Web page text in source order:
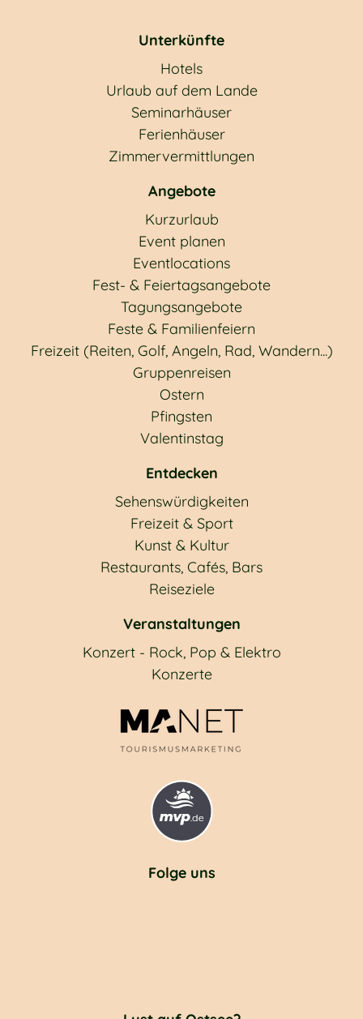
Unterkünfte
Hotels
Urlaub auf dem Lande
Seminarhäuser
Ferienhäuser
Zimmervermittlungen
Angebote
Kurzurlaub
Event planen
Eventlocations
Fest- & Feiertagsangebote
Tagungsangebote
Feste & Familienfeiern
Freizeit (Reiten, Golf, Angeln, Rad, Wandern...)
Gruppenreisen
Ostern
Pfingsten
Valentinstag
Entdecken
Sehenswürdigkeiten
Freizeit & Sport
Kunst & Kultur
Restaurants, Cafés, Bars
Reiseziele
Veranstaltungen
Konzert - Rock, Pop & Elektro
Konzerte
Folge uns